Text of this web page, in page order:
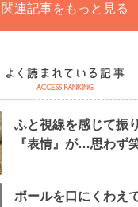
関連記事をもっと見る
ふと視線を感じて振
『表情』が…思わず
ボールを口にくわえ